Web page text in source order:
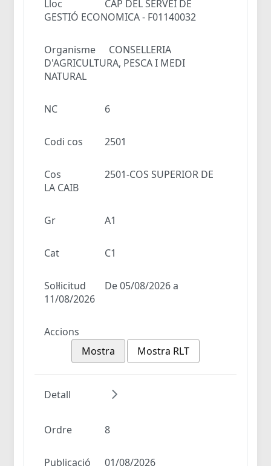
Lloc
CAP DEL SERVEI DE
GESTIÓ ECONOMICA - F01140032
Organisme
CONSELLERIA
D'AGRICULTURA, PESCA I MEDI
NATURAL
NC 6
Codi cos 2501
Cos
2501-COS SUPERIOR DE
LA CAIB
Gr A1
Cat C1
Sol·licitud
De 05/08/2026 a
11/08/2026
Accions
Mostra
Mostra RLT
Detall
Ordre 8
Publicació 01/08/2026